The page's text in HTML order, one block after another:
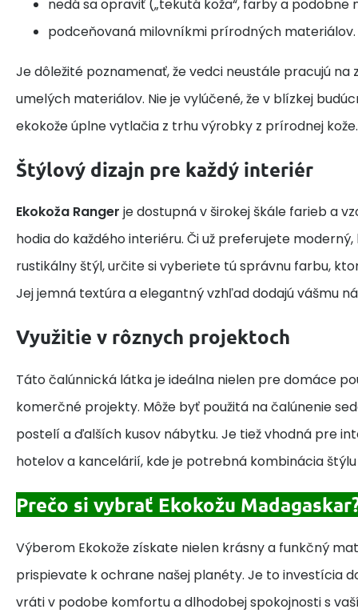
nedá sa opraviť („tekutá koža“, farby a podobne
podceňovaná milovníkmi prírodných materiálov.
Je dôležité poznamenať, že vedci neustále pracujú na
umelých materiálov. Nie je vylúčené, že v blízkej
ekokože úplne vytlačia z trhu výrobky z prírodnej kože.
Štýlový dizajn pre každý interiér
Ekokoža Ranger je dostupná v širokej škále farieb a
hodia do každého interiéru. Či už preferujete
rustikálny štýl, určite si vyberiete tú správnu farbu,
Jej jemná textúra a elegantný vzhľad dodajú vášmu
Využitie v rôznych projektoch
Táto čalúnnická látka je ideálna nielen pre domáce
komerčné projekty. Môže byť použitá na čalúnenie
postelí a ďalších kusov nábytku. Je tiež vhodná pre
hotelov a kancelárií, kde je potrebná kombinácia
Prečo si vybrať Ekokožu
Výberom Ekokože získate nielen krásny a funkčný
prispievate k ochrane našej planéty. Je to investícia
vráti v podobe komfortu a dlhodobej spokojnosti s